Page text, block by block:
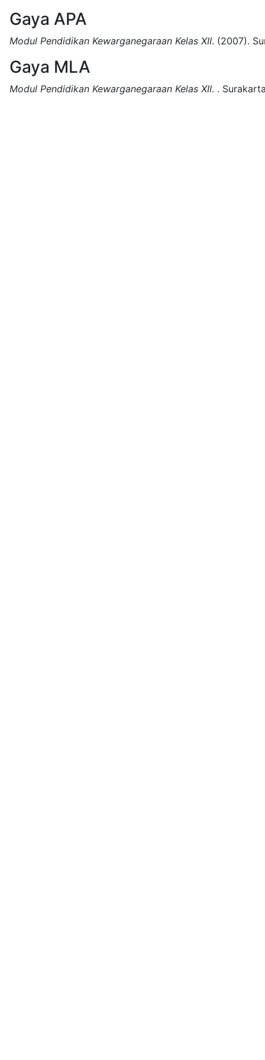
Gaya APA
Modul Pendidikan Kewarganegaraan Kelas XII. (2007).
Gaya MLA
Modul Pendidikan Kewarganegaraan Kelas XII. .